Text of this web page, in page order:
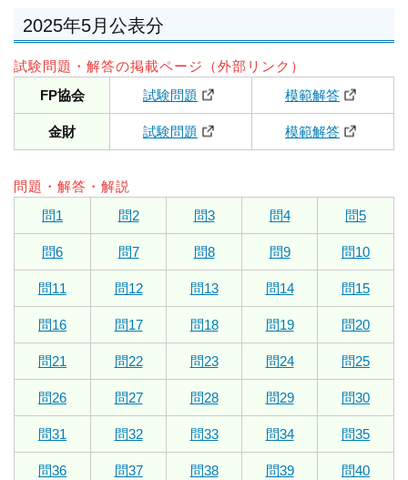
2025年5月公表分
試験問題・解答の掲載ページ（外部リンク）
FP協会
試験問題 模範解答
金財 試験問題 模範解答
問題・解答・解説
問1
問2 問3 問4 問5
問6 問7 問8 問9 問10
問11 問12 問13 問14 問15
問16 問17 問18 問19 問20
問21 問22 問23 問24 問25
問26 問27 問28 問29 問30
問31 問32 問33 問34 問35
問36 問37 問38 問39 問40